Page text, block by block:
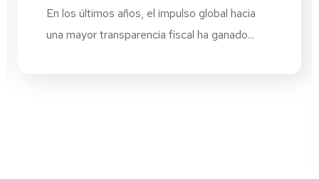
En los últimos años, el impulso global hacia
una mayor transparencia fiscal ha ganado...